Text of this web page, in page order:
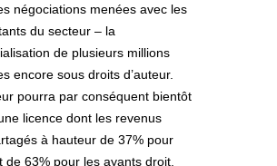
négociations menées avec les
du secteur – la
de plusieurs millions
encore sous droits d’auteur.
pourra par conséquent bientôt
licence dont les revenus
à hauteur de 37% pour
de 63% pour les ayants droit.